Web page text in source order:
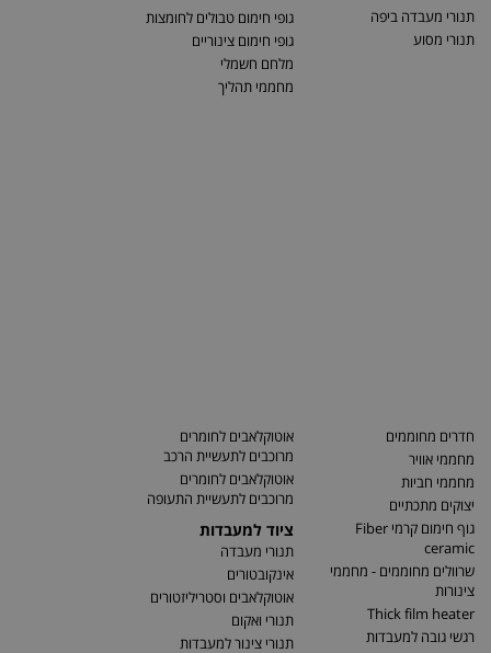
תנורי מעבדה ביפה
תנורי מסוע
גופי חימום טבולים לחומצות
גופי חימום צינוריים
מלחם חשמלי
מחממי תהליך
חדרים מחוממים
מחממי אוויר
מחממי חביות
יצוקים מתכתיים
גוף חימום קרמי Fiber
ceramic
שרוולים מחוממים - מחממי
צינורות
Thick film heater
רגשי גובה למעבדות
אוטוקלאבים לחומרים
מרוכבים לתעשיית הרכב
אוטוקלאבים לחומרים
מרוכבים לתעשיית התעופה
ציוד למעבדות
תנורי מעבדה
אינקובטורים
אוטוקלאבים וסטריליזטורים
תנורי ואקום
תנורי צינור למעבדות